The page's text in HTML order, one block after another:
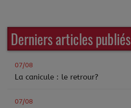
Derniers articles publiés
07/08
La canicule : le retrour?
07/08